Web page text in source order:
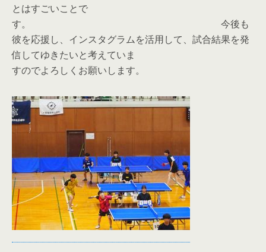
とはすごいことで
す。 今後も
彼を応援し、インスタグラムを活用して、試合結果を発
信してゆきたいと考えていま
すのでよろしくお願いします。